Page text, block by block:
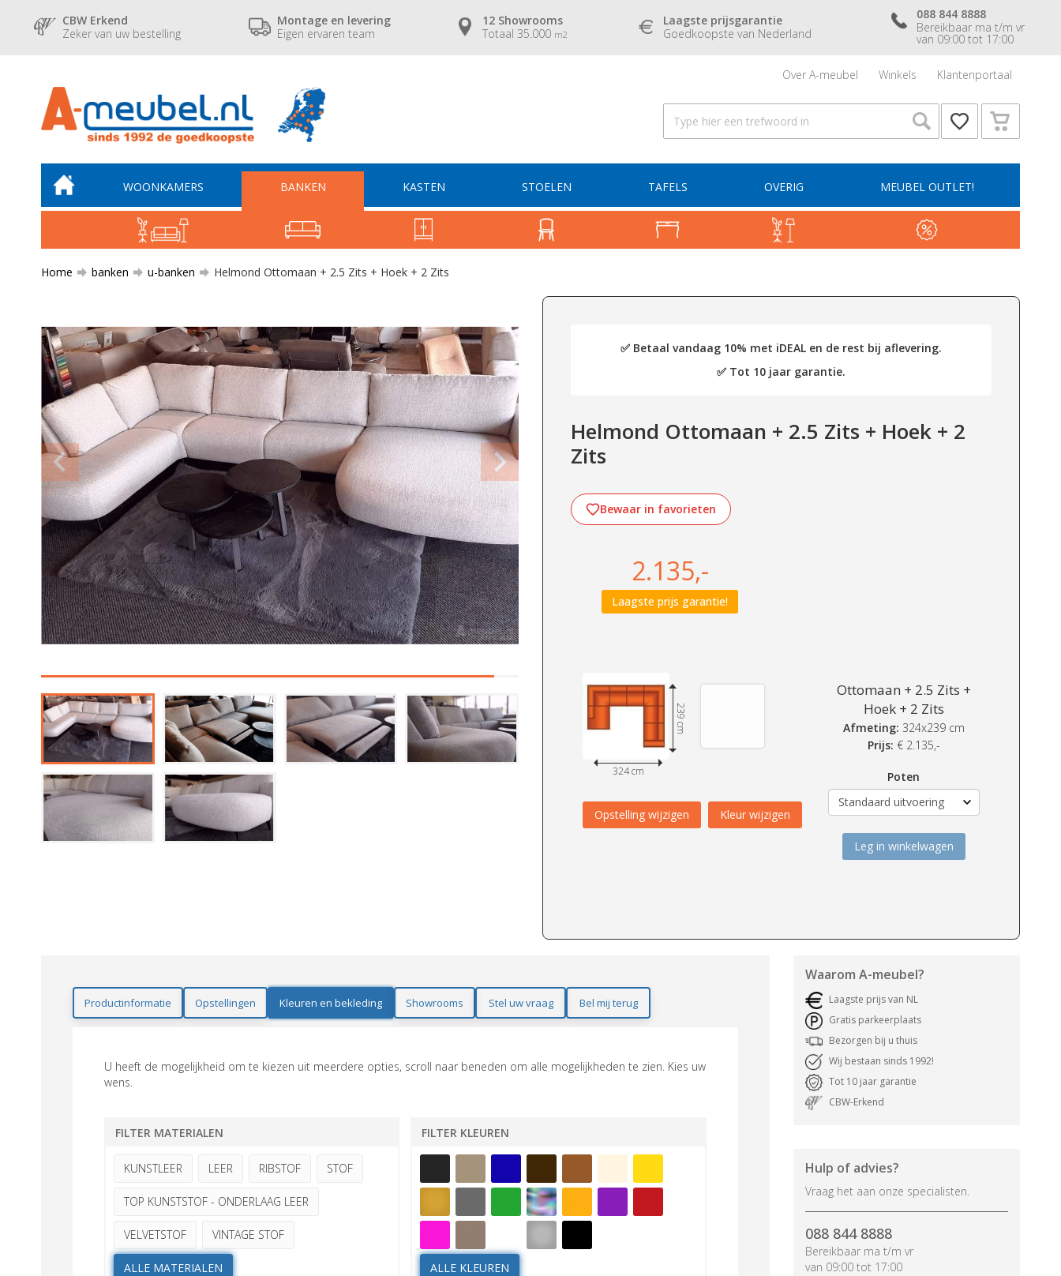
CBW Erkend
Zeker van uw bestelling
Montage en levering
Eigen ervaren team
12 Showrooms
Totaal 35.000 m2
Laagste prijsgarantie
Goedkoopste van Nederland
088 844 8888
Bereikbaar ma t/m vr
van 09:00 tot 17:00
Over A-meubel Winkels Klantenportaal
WOONKAMERS BANKEN KASTEN STOELEN TAFELS OVERIG MEUBEL OUTLET!
Home banken u-banken Helmond Ottomaan + 2.5 Zits + Hoek + 2 Zits
✅ Betaal vandaag 10% met iDEAL en de rest bij aflevering.
✅ Tot 10 jaar garantie.
Helmond Ottomaan + 2.5 Zits + Hoek + 2
Zits
Bewaar in favorieten
2.135,-
Laagste prijs garantie!
324 cm
239 cm
Opstelling wijzigen Kleur wijzigen
Ottomaan + 2.5 Zits +
Hoek + 2 Zits
Afmeting: 324x239 cm
Prijs: € 2.135,-
Poten
Leg in winkelwagen
Productinformatie Opstellingen Kleuren en bekleding Showrooms Stel uw vraag Bel mij terug
U heeft de mogelijkheid om te kiezen uit meerdere opties, scroll naar beneden om alle mogelijkheden te zien. Kies uw
wens.
FILTER MATERIALEN
KUNSTLEER LEER RIBSTOF STOF
TOP KUNSTSTOF - ONDERLAAG LEER
VELVETSTOF VINTAGE STOF
ALLE MATERIALEN
FILTER KLEUREN
ALLE KLEUREN
Waarom A-meubel?
Laagste prijs van NL
Gratis parkeerplaats
Bezorgen bij u thuis
Wij bestaan sinds 1992!
Tot 10 jaar garantie
CBW-Erkend
Hulp of advies?
Vraag het aan onze specialisten.
088 844 8888
Bereikbaar ma t/m vr
van 09:00 tot 17:00